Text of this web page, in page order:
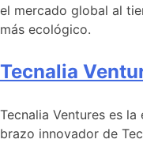
el mercado global al
más ecológico.
Tecnalia
Tecnalia Ventures es
brazo innovador de